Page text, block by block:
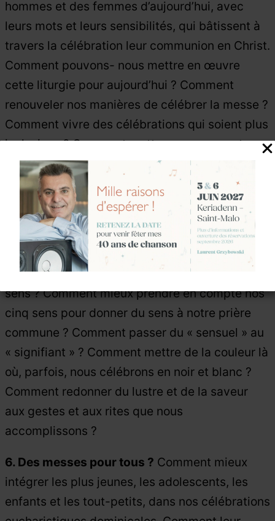
hommes et des femmes d’aujourd’hui, avec
leurs mots et leurs sensibilités, qui bâtissent à
travers la célébration leur communion en Christ.
Comment pouvons- nous mettre en œuvre
cette liturgie pour aujourd’hui ? Comment
renouveler nos manières de célébrer la messe ?
Comment vivre des célébrations qui soient plus
inclusives ? Comment mettre en œuvre notre
imagination en restant fidèle au sens profond
de la liturgie ? Comment redécouvrir l’art de
célébrer ?
5. La liturgie : une prière des 5 sens.Comment
les gestes, les rites et les symboles, qui
constituent l’action liturgique, sollicitent nos
sens ? Comment mieux prendre en compte nos
cinq sens pour donner du sens à notre prière
commune ? Comment passer du « sensuel » au
« signifiant » ? Comment mettre de la couleur là
où, parfois, nous célébrons en noir et blanc ?
Comment redonner du lustre et de la saveur
aux gestes et aux rites que nous
accomplissons ?
6. Des messes pour tous ? Comment mieux
intégrer les plus jeunes, les adolescents, les
enfants et les tout-petits, dans nos célébrations